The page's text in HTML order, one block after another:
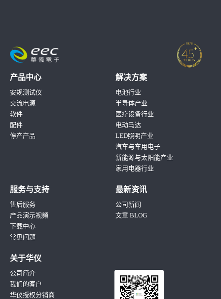
产品中心
安规测试仪
交流电源
软件
配件
停产产品
解决方案
电池行业
半导体产业
医疗设备行业
电动马达
LED照明产业
汽车与车用电子
新能源与太阳能产业
家用电器行业
服务与支持
售后服务
产品演示视频
下载中心
常见问题
最新资讯
公司新闻
文章 BLOG
关于华仪
公司简介
我们的客户
华仪授权分销商